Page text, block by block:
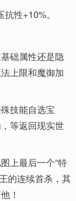
性+10%。
础属性还是隐
上限和魔御加
技能自选宝
等返回现实世
上最后一个“特
的连续首杀，其
！